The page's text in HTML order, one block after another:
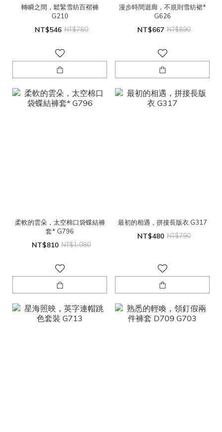
轉瞬之間，鬆緊雪紡百褶褲
G210
NT$546 NT$780
漫步時間迴廊，不規則雪紡裙*
G626
NT$667 NT$890
柔軟的雲朵，太空棉口袋蝶結褲
套* G796
NT$810 NT$1,080
最初的相遇，拼接長版衣 G317
NT$480 NT$790